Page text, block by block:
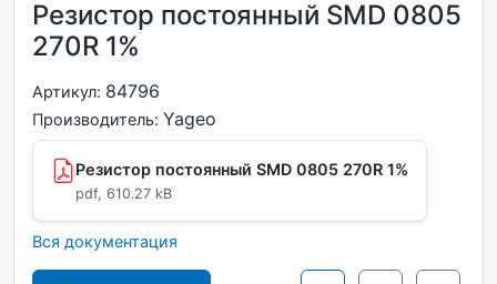
Резистор постоянный SMD 0805
270R 1%
Артикул: 84796
Производитель: Yageo
Резистор постоянный SMD 0805 270R 1%
pdf, 610.27 kB
Вся документация